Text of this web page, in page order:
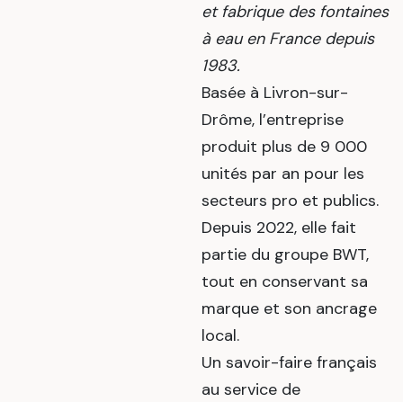
et fabrique des fontaines
à eau en France depuis
1983.
Basée à Livron-sur-
Drôme, l’entreprise
produit plus de 9 000
unités par an pour les
secteurs pro et publics.
Depuis 2022, elle fait
partie du groupe BWT,
tout en conservant sa
marque et son ancrage
local.
Un savoir-faire français
au service de